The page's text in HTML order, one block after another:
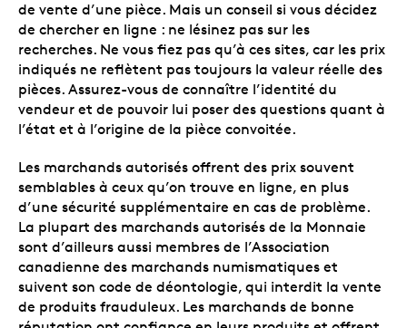
de vente d’une pièce. Mais un conseil si vous décidez
de chercher en ligne : ne lésinez pas sur les
recherches. Ne vous fiez pas qu’à ces sites, car les prix
indiqués ne reflètent pas toujours la valeur réelle des
pièces. Assurez-vous de connaître l’identité du
vendeur et de pouvoir lui poser des questions quant à
l’état et à l’origine de la pièce convoitée.
Les marchands autorisés offrent des prix souvent
semblables à ceux qu’on trouve en ligne, en plus
d’une sécurité supplémentaire en cas de problème.
La plupart des marchands autorisés de la Monnaie
sont d’ailleurs aussi membres de l’Association
canadienne des marchands numismatiques et
suivent son code de déontologie, qui interdit la vente
de produits frauduleux. Les marchands de bonne